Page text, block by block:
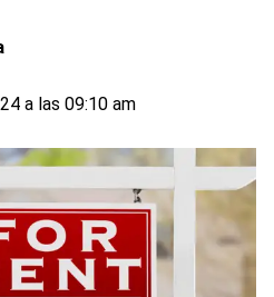
a las 09:10 am